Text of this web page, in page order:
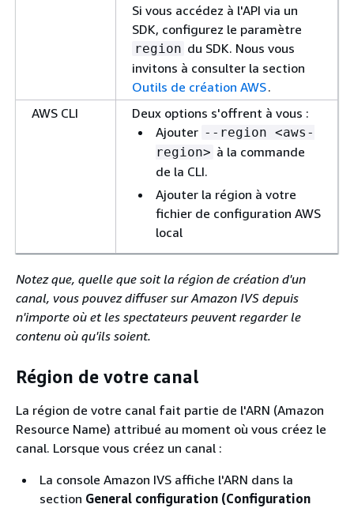
Si vous accédez à l'API via un
SDK, configurez le paramètre
region du SDK. Nous vous
invitons à consulter la section
Outils de création AWS.
AWS CLI
Deux options s'offrent à vous :
Ajouter --region <aws-
region> à la commande
de la CLI.
Ajouter la région à votre
fichier de configuration AWS
local
Notez que, quelle que soit la région de création d'un
canal, vous pouvez diffuser sur Amazon IVS depuis
n'importe où et les spectateurs peuvent regarder le
contenu où qu'ils soient.
Région de votre canal
La région de votre canal fait partie de l'ARN (Amazon
Resource Name) attribué au moment où vous créez le
canal. Lorsque vous créez un canal :
La console Amazon IVS affiche l'ARN dans la
section General configuration (Configuration